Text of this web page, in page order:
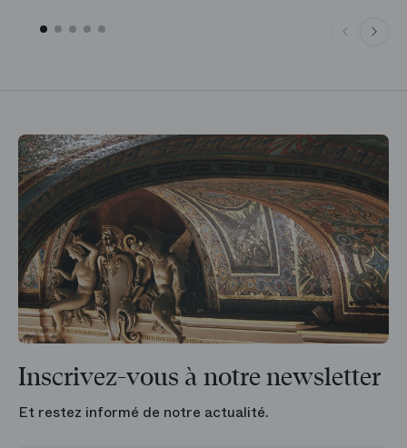
Inscrivez-vous à notre newsletter
Et restez informé de notre actualité.